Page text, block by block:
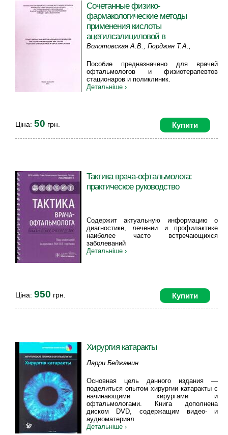
Сочетанные физико-
фармакологические методы
применения кислоты
ацетилсалициловой в
офтальмологии
Волотовская А.В., Гюрджян Т.А.,
Красильникова В.Л., Дудич О.Н.
Пособие предназначено для врачей
офтальмологов и физиотерапевтов
стационаров и поликлиник.
Детальніше ›
Купити
Ціна: 50 грн.
Тактика врача-офтальмолога:
практическое руководство
Содержит актуальную информацию о
диагностике, лечении и профилактике
наиболее часто встречающихся
заболеваний
Детальніше ›
Купити
Ціна: 950 грн.
Хирургия катаракты
Ларри Беджамин
Основная цель данного издания —
поделиться опытом хирургии катаракты с
начинающими хирургами и
офтальмологами. Книга дополнена
диском DVD, содержащим видео- и
аудиоматериал
Детальніше ›